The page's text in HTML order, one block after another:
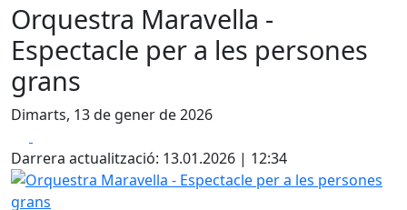
Orquestra Maravella -
Espectacle per a les persones
grans
Dimarts, 13 de gener de 2026
Darrera actualització: 13.01.2026 | 12:34
Orquestra Maravella - Espectacle per a les persones